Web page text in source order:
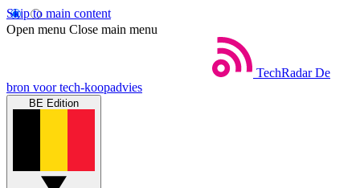
Skip to main content
Open menu Close main menu
TechRadar De
bron voor tech-koopadvies
BE Edition